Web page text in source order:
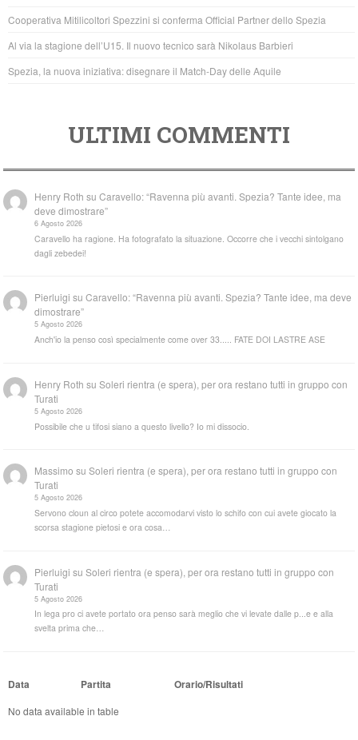
o
k
p
Cooperativa Mitilicoltori Spezzini si conferma Official Partner dello Spezia
Al via la stagione dell’U15. Il nuovo tecnico sarà Nikolaus Barbieri
Spezia, la nuova iniziativa: disegnare il Match-Day delle Aquile
ULTIMI COMMENTI
Henry Roth suCaravello: “Ravenna più avanti. Spezia? Tante idee, ma
deve dimostrare”
6 Agosto 2026
Caravello ha ragione. Ha fotografato la situazione. Occorre che i vecchi sintolgano
dagli zebedei!
Pierluigi suCaravello: “Ravenna più avanti. Spezia? Tante idee, ma deve
dimostrare”
5 Agosto 2026
Anch'io la penso così specialmente come over 33..... FATE DOI LASTRE ASE
Henry Roth suSoleri rientra (e spera), per ora restano tutti in gruppo con
Turati
5 Agosto 2026
Possibile che u tifosi siano a questo livello? Io mi dissocio.
Massimo suSoleri rientra (e spera), per ora restano tutti in gruppo con
Turati
5 Agosto 2026
Servono cloun al circo potete accomodarvi visto lo schifo con cui avete giocato la
scorsa stagione pietosi e ora cosa…
Pierluigi suSoleri rientra (e spera), per ora restano tutti in gruppo con
Turati
5 Agosto 2026
In lega pro ci avete portato ora penso sarà meglio che vi levate dalle p...e e alla
svelta prima che…
Data Partita Orario/Risultati
No data available in table